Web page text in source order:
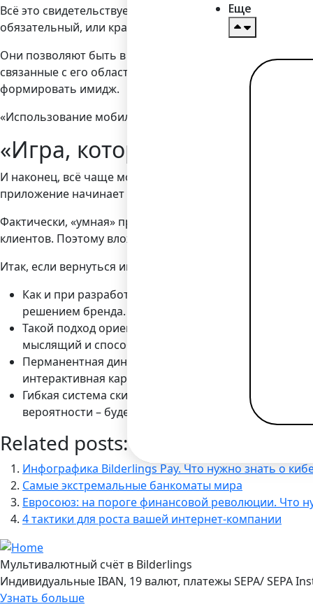
Еще
Всё это свидетельствует: популярность мобильных
обязательный, или крайне желательный элемент не
Они позволяют быть в любой момент на связи с любой
связанные с его областью деятельности, процессы –
формировать имидж.
«Использование мобильных приложений облегчает
«Игра, которая всё время
И наконец, всё чаще мобильные приложения
приложение начинает работать в режиме гибкого
Фактически, «умная» программа работает на вас – и
клиентов. Поэтому вложения в разработку
Итак, если вернуться именно к мобильному
Как и при разработке платежных страниц,
решением бренда.
Такой подход ориентирован на сегмент целевой
мыслящий и способный к быстрым решениям.
Перманентная динамика взаимоотношений с
интерактивная карта привилегий, это процесс, –
Гибкая система скидок, бонусов, льгот,
вероятности – будет восприниматься им, как
Related posts:
Инфографика Bilderlings Pay. Что нужно знать о
Самые экстремальные банкоматы мира
Евросоюз: на пороге финансовой революции. Что
4 тактики для роста вашей интернет-компании
Мультивалютный счёт в Bilderlings
Индивидуальные IBAN, 19 валют, платежы SEPA/ SEPA
Узнать больше